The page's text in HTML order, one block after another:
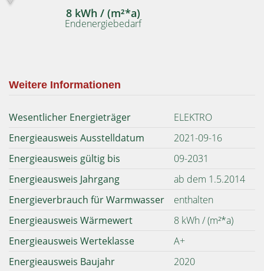
8 kWh / (m²*a)
Endenergiebedarf
Weitere Informationen
Wesentlicher Energieträger
ELEKTRO
Energieausweis Ausstelldatum
2021-09-16
Energieausweis gültig bis
09-2031
Energieausweis Jahrgang
ab dem 1.5.2014
Energieverbrauch für Warmwasser
enthalten
Energieausweis Wärmewert
8 kWh / (m²*a)
Energieausweis Werteklasse
A+
Energieausweis Baujahr
2020